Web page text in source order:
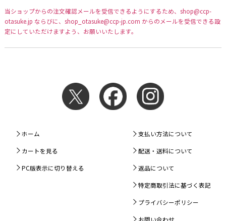
当ショップからの注文確認メールを受信できるようにするため、shop@ccp-
otasuke.jp ならびに、shop_otasuke@ccp-jp.com からのメールを受信できる設
定にしていただけますよう、お願いいたします。
ホーム
カートを見る
PC版表示に切り替える
支払い方法について
配送・送料について
返品について
特定商取引法に基づく表記
プライバシーポリシー
お問い合わせ